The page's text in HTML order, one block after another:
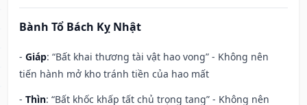
Bành Tổ Bách Kỵ Nhật
- Giáp: “Bất khai thương tài vật hao vong” - Không nên
tiến hành mở kho tránh tiền của hao mất
- Thìn: “Bất khốc khấp tất chủ trọng tang” - Không nên